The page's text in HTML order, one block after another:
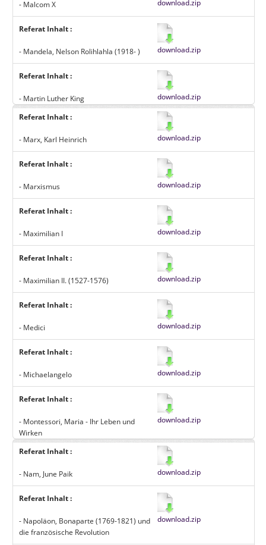
- Malcom X download.zip
Referat Inhalt :
- Mandela, Nelson Rolihlahla (1918- ) download.zip
Referat Inhalt :
- Martin Luther King
download.zip
Referat Inhalt :
- Marx, Karl Heinrich download.zip
Referat Inhalt :
- Marxismus download.zip
Referat Inhalt :
- Maximilian I download.zip
Referat Inhalt :
- Maximilian II. (1527-1576) download.zip
Referat Inhalt :
- Medici download.zip
Referat Inhalt :
- Michaelangelo download.zip
Referat Inhalt :
- Montessori, Maria - Ihr Leben und
Wirken
download.zip
Referat Inhalt :
- Nam, June Paik download.zip
Referat Inhalt :
- Napoläon, Bonaparte (1769-1821) und
die französische Revolution
download.zip